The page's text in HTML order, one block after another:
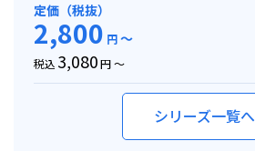
定価（税抜）
2,800 円～
税込 3,080円 ～
シリーズ一覧へ